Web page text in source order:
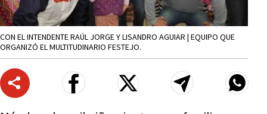
CON EL INTENDENTE RAÚL JORGE Y LISANDRO AGUIAR | EQUIPO QUE
ORGANIZÓ EL MULTITUDINARIO FESTEJO.